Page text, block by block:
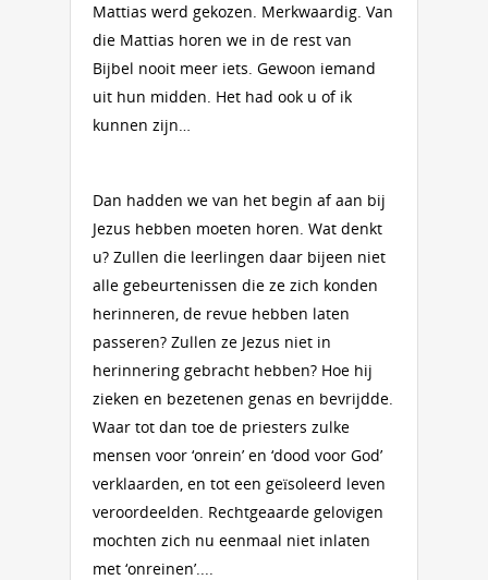
Mattias werd gekozen. Merkwaardig. Van
die Mattias horen we in de rest van
Bijbel nooit meer iets. Gewoon iemand
uit hun midden. Het had ook u of ik
kunnen zijn…
Dan hadden we van het begin af aan bij
Jezus hebben moeten horen. Wat denkt
u? Zullen die leerlingen daar bijeen niet
alle gebeurtenissen die ze zich konden
herinneren, de revue hebben laten
passeren? Zullen ze Jezus niet in
herinnering gebracht hebben? Hoe hij
zieken en bezetenen genas en bevrijdde.
Waar tot dan toe de priesters zulke
mensen voor ‘onrein’ en ‘dood voor God’
verklaarden, en tot een geïsoleerd leven
veroordeelden. Rechtgeaarde gelovigen
mochten zich nu eenmaal niet inlaten
met ‘onreinen’....